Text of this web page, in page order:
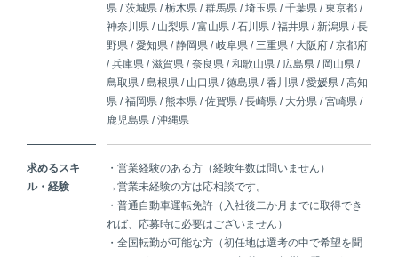
県 / 茨城県 / 栃木県 / 群馬県 / 埼玉県 / 千葉県 / 東京都 /
神奈川県 / 山梨県 / 富山県 / 石川県 / 福井県 / 新潟県 / 長
野県 / 愛知県 / 静岡県 / 岐阜県 / 三重県 / 大阪府 / 京都府
/ 兵庫県 / 滋賀県 / 奈良県 / 和歌山県 / 広島県 / 岡山県 /
鳥取県 / 島根県 / 山口県 / 徳島県 / 香川県 / 愛媛県 / 高知
県 / 福岡県 / 熊本県 / 佐賀県 / 長崎県 / 大分県 / 宮崎県 /
鹿児島県 / 沖縄県
求めるスキ
ル・経験
・営業経験のある方（経験年数は問いません）
→営業未経験の方は応相談です。
・普通自動車運転免許（入社後二か月までに取得でき
れば、応募時に必要はございません）
・全国転勤が可能な方（初任地は選考の中で希望を聞